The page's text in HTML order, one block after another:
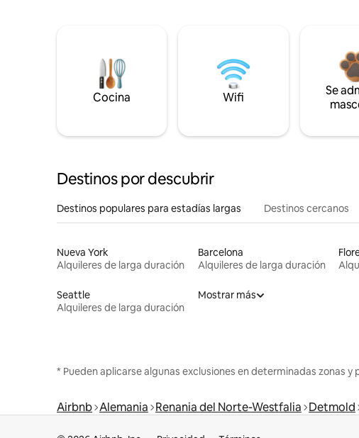
Cocina Wifi
Se
Destinos por descubrir
Destinos populares para estadías largas Destinos cercanos
Nueva York
Alquileres de larga duración
Barcelona
Alquileres de larga duración
Seattle
Alquileres de larga duración
Mostrar más
* Pueden aplicarse algunas exclusiones en determinadas zonas y
Airbnb Alemania Renania del Norte-Westfalia Detmold